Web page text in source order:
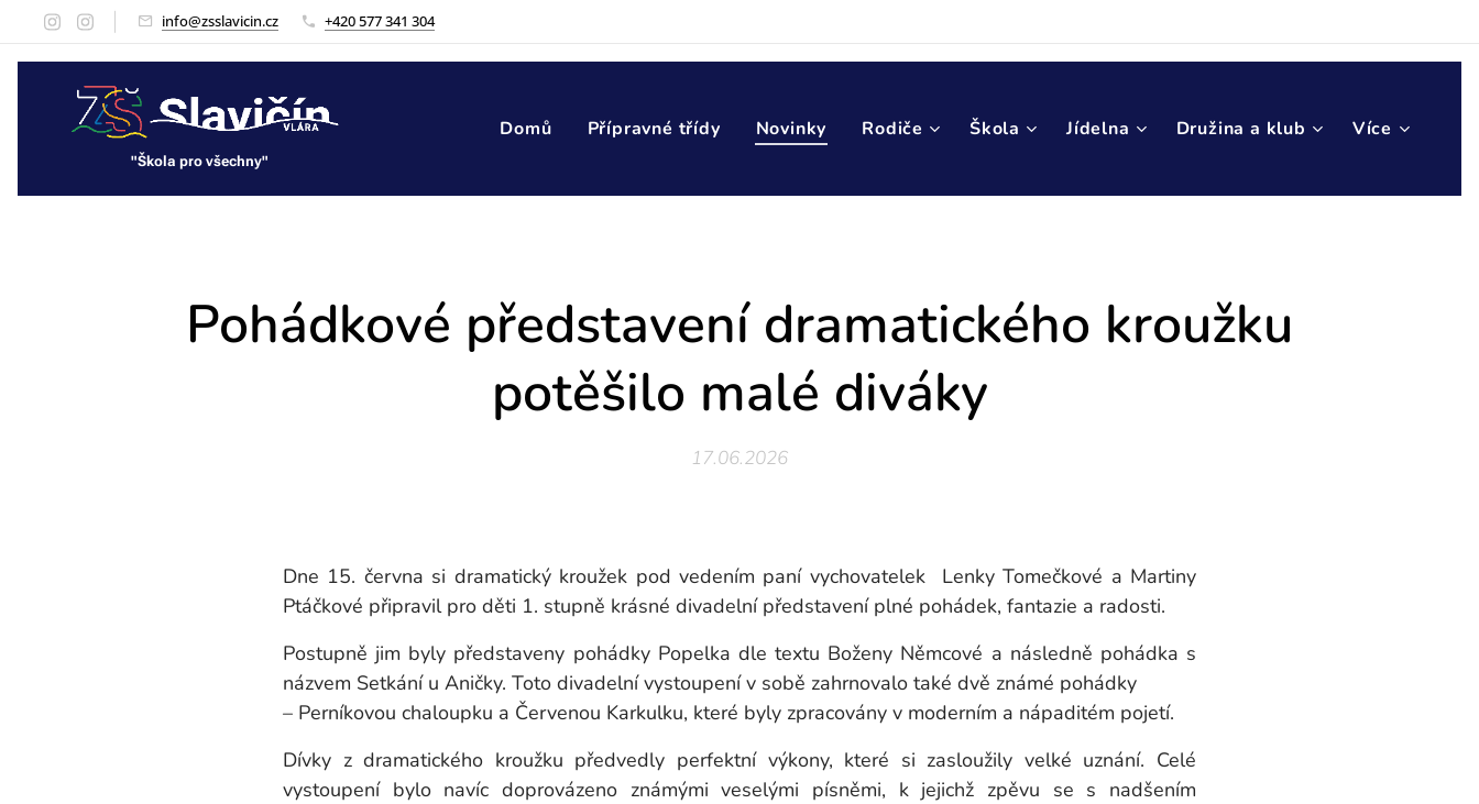
info@zsslavicin.cz +420 577 341 304
"Škola pro všechny"
Domů Přípravné třídy Novinky Rodiče Škola Jídelna Družina a klub Více
Pohádkové představení dramatického kroužku
potěšilo malé diváky
17.06.2026
Dne 15. června si dramatický kroužek pod vedením paní vychovatelek Lenky Tomečkové a Martiny
Ptáčkové připravil pro děti 1. stupně krásné divadelní představení plné pohádek, fantazie a radosti.
Postupně jim byly představeny pohádky Popelka dle textu Boženy Němcové a následně pohádka s
názvem Setkání u Aničky. Toto divadelní vystoupení v sobě zahrnovalo také dvě známé pohádky
– Perníkovou chaloupku a Červenou Karkulku, které byly zpracovány v moderním a nápaditém pojetí.
Dívky z dramatického kroužku předvedly perfektní výkony, které si zasloužily velké uznání. Celé
vystoupení bylo navíc doprovázeno známými veselými písněmi, k jejichž zpěvu se s nadšením